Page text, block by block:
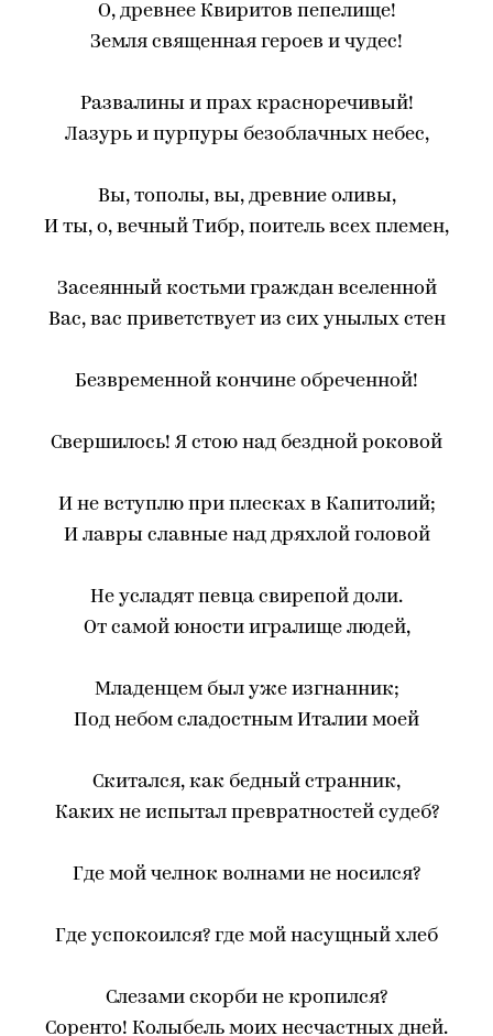
О, древнее Квиритов пепелище!
Земля священная героев и чудес!
Развалины и прах красноречивый!
Лазурь и пурпуры безоблачных небес,
Вы, тополы, вы, древние оливы,
И ты, о, вечный Тибр, поитель всех племен,
Засеянный костьми граждан вселенной
Вас, вас приветствует из сих унылых стен
Безвременной кончине обреченной!
Свершилось! Я стою над бездной роковой
И не вступлю при плесках в Капитолий;
И лавры славные над дряхлой головой
Не усладят певца свирепой доли.
От самой юности игралище людей,
Младенцем был уже изгнанник;
Под небом сладостным Италии моей
Скитался, как бедный странник,
Каких не испытал превратностей судеб?
Где мой челнок волнами не носился?
Где успокоился? где мой насущный хлеб
Слезами скорби не кропился?
Соренто! Колыбель моих несчастных дней.